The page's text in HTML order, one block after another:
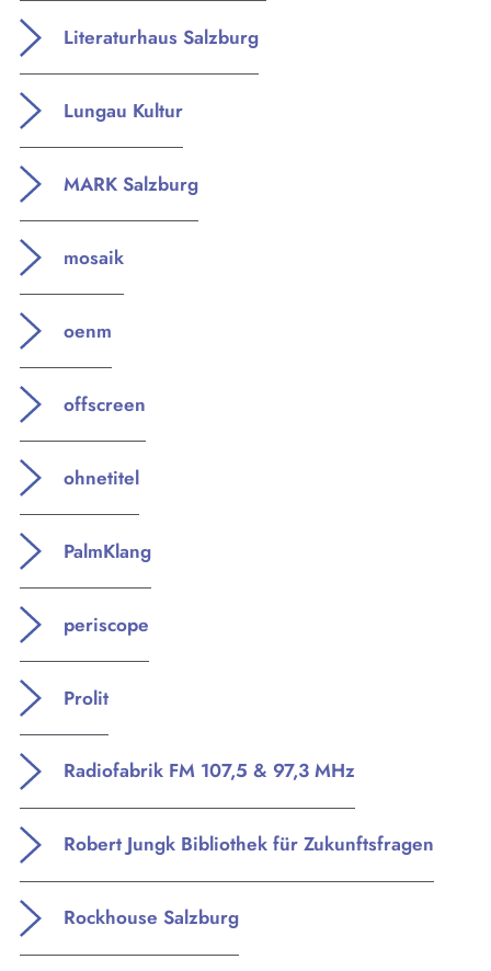
Literaturhaus Salzburg
Lungau Kultur
MARK Salzburg
mosaik
oenm
offscreen
ohnetitel
PalmKlang
periscope
Prolit
Radiofabrik FM 107,5 & 97,3 MHz
Robert Jungk Bibliothek für Zukunftsfragen
Rockhouse Salzburg
KULTplan ABO
Kultur in Salzburg auf einen Blick